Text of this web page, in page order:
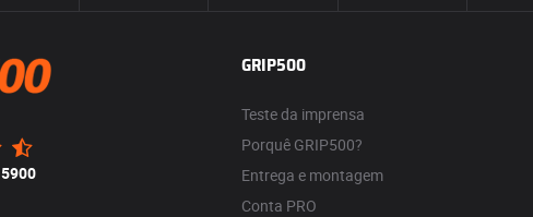
5900
GRIP500
Teste da imprensa
Porquê GRIP500?
Entrega e montagem
Conta PRO